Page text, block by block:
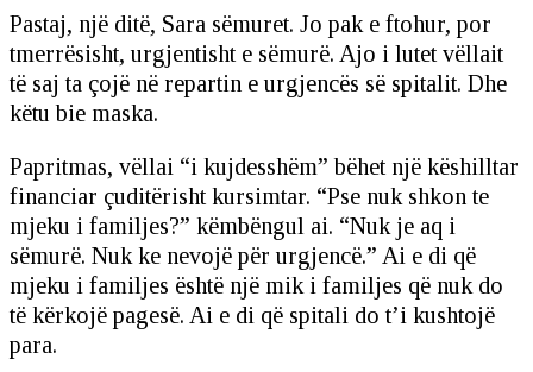
Pastaj, një ditë, Sara sëmuret. Jo pak e ftohur, por
tmerrësisht, urgjentisht e sëmurë. Ajo i lutet vëllait
të saj ta çojë në repartin e urgjencës së spitalit. Dhe
këtu bie maska.
Papritmas, vëllai “i kujdesshëm” bëhet një këshilltar
financiar çuditërisht kursimtar. “Pse nuk shkon te
mjeku i familjes?” këmbëngul ai. “Nuk je aq i
sëmurë. Nuk ke nevojë për urgjencë.” Ai e di që
mjeku i familjes është një mik i familjes që nuk do
të kërkojë pagesë. Ai e di që spitali do t’i kushtojë
para.